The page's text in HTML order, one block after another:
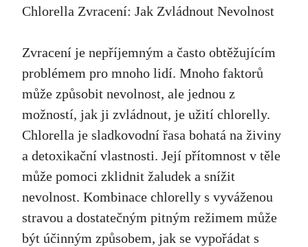
Chlorella Zvracení: Jak Zvládnout Nevolnost
Zvracení je nepříjemným a často obtěžujícím
problémem pro mnoho lidí. Mnoho faktorů
může způsobit nevolnost, ale jednou z
možností, jak ji zvládnout, je užití chlorelly.
Chlorella je sladkovodní řasa bohatá na živiny
a detoxikační vlastnosti. Její přítomnost v těle
může pomoci zklidnit žaludek a snížit
nevolnost. Kombinace chlorelly s vyváženou
stravou a dostatečným pitným režimem může
být účinným způsobem, jak se vypořádat s